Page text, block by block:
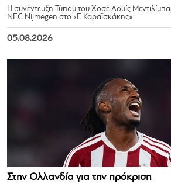
Η συνέντευξη Τύπου του Χοσέ Λουίς
NEC Nijmegen στο «Γ. Καραϊσκάκης».
05.08.2026
Στην Ολλανδία για την πρόκριση